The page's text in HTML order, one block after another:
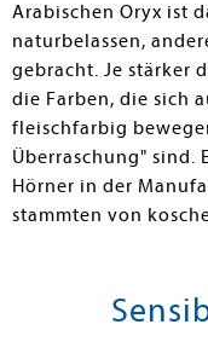
Arabischen Oryx ist
naturbelassen,
gebracht. Je stärker
die Farben, die sich
fleischfarbig
Überraschung" sind.
Hörner in der
stammten von